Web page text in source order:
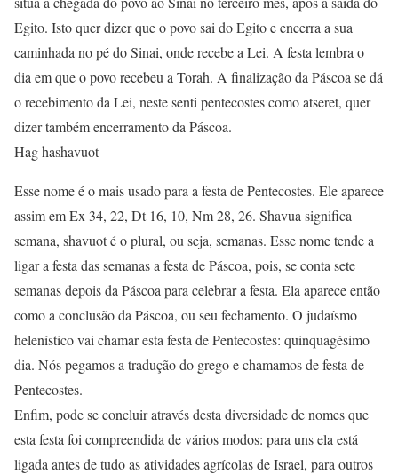
Egito. Isto quer dizer que o povo sai do Egito e encerra a sua
caminhada no pé do Sinai, onde recebe a Lei. A festa lembra o
dia em que o povo recebeu a Torah. A finalização da Páscoa se dá
o recebimento da Lei, neste senti pentecostes como atseret, quer
dizer também encerramento da Páscoa.
Hag hashavuot
Esse nome é o mais usado para a festa de Pentecostes. Ele aparece
assim em Ex 34, 22, Dt 16, 10, Nm 28, 26. Shavua significa
semana, shavuot é o plural, ou seja, semanas. Esse nome tende a
ligar a festa das semanas a festa de Páscoa, pois, se conta sete
semanas depois da Páscoa para celebrar a festa. Ela aparece então
como a conclusão da Páscoa, ou seu fechamento. O judaísmo
helenístico vai chamar esta festa de Pentecostes: quinquagésimo
dia. Nós pegamos a tradução do grego e chamamos de festa de
Pentecostes.
Enfim, pode se concluir através desta diversidade de nomes que
esta festa foi compreendida de vários modos: para uns ela está
ligada antes de tudo as atividades agrícolas de Israel, para outros